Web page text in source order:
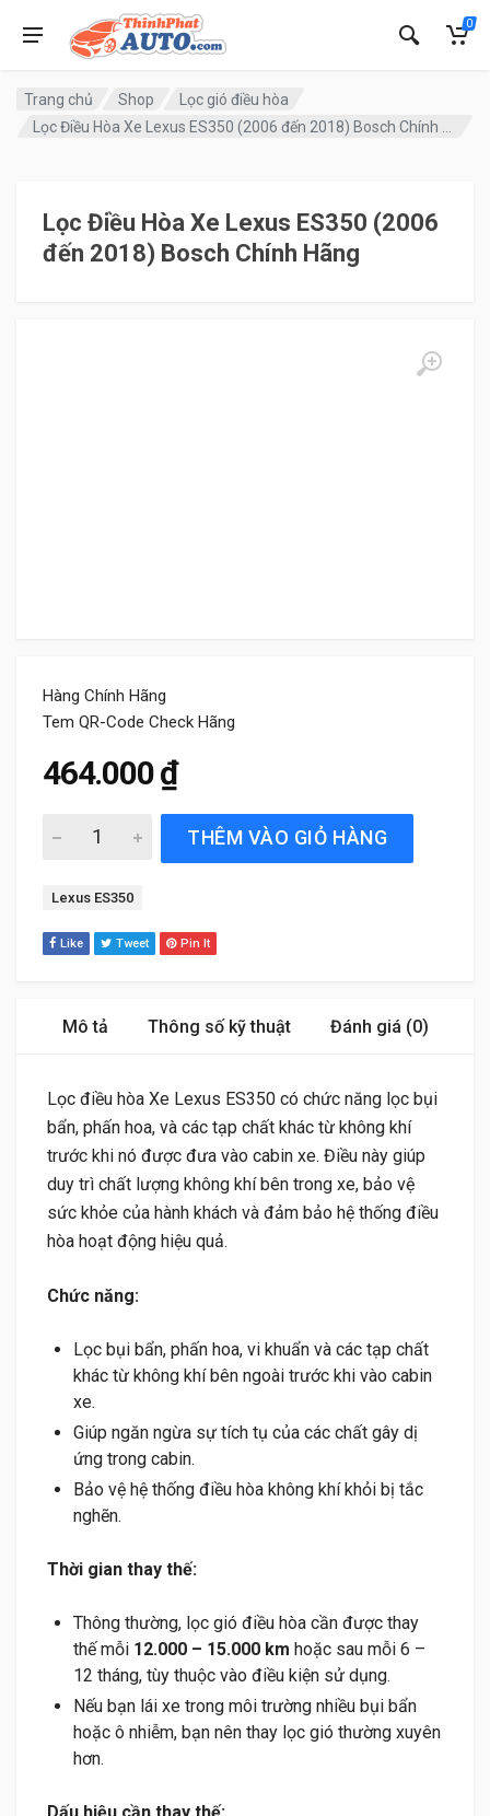
0
Trang chủ Shop
Lọc gió điều hòa
Lọc Điều Hòa Xe Lexus ES350 (2006
đến 2018) Bosch Chính Hãng
Hàng Chính Hãng
Tem QR-Code Check Hãng
464.000₫
Lọc Điều Hòa Xe Lexus ES350 (2006 đến 2018) Bosch
THÊM VÀO GIỎ HÀNG
Tag:
Lexus ES350
Like Tweet Pin It
Mô tả Thông số kỹ thuật Đánh giá (0)
Lọc điều hòa Xe Lexus ES350 có chức năng lọc bụi
bẩn, phấn hoa, và các tạp chất khác từ không khí
trước khi nó được đưa vào cabin xe. Điều này giúp
duy trì chất lượng không khí bên trong xe, bảo vệ
sức khỏe của hành khách và đảm bảo hệ thống điều
hòa hoạt động hiệu quả.
Chức năng:
Lọc bụi bẩn, phấn hoa, vi khuẩn và các tạp chất
khác từ không khí bên ngoài trước khi vào cabin
xe.
Giúp ngăn ngừa sự tích tụ của các chất gây dị
ứng trong cabin.
Bảo vệ hệ thống điều hòa không khí khỏi bị tắc
nghẽn.
Thời gian thay thế:
Thông thường, lọc gió điều hòa cần được thay
thế mỗi 12.000 – 15.000 km hoặc sau mỗi 6 –
12 tháng, tùy thuộc vào điều kiện sử dụng.
Nếu bạn lái xe trong môi trường nhiều bụi bẩn
hoặc ô nhiễm, bạn nên thay lọc gió thường xuyên
hơn.